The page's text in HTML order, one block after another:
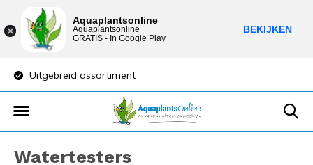
Uitgebreid assortiment
Watertesters
Aquaplantsonline
Aquaplantsonline
GRATIS - In Google Play
BEKIJKEN